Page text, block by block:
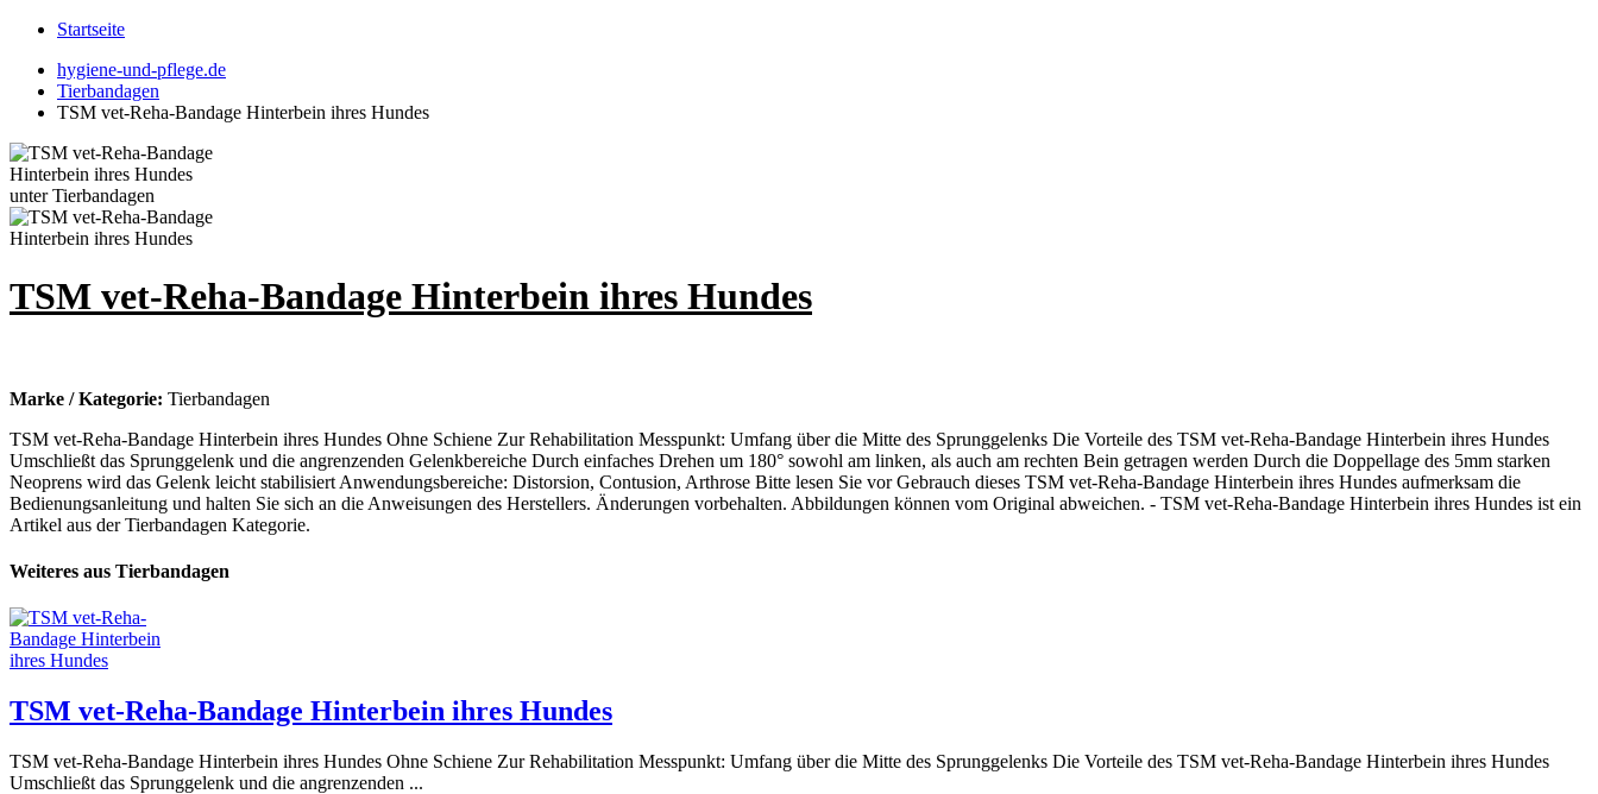
Startseite
hygiene-und-pflege.de
Tierbandagen
TSM vet-Reha-Bandage Hinterbein ihres Hundes
TSM vet-Reha-Bandage Hinterbein ihres Hundes
Marke / Kategorie: Tierbandagen
TSM vet-Reha-Bandage Hinterbein ihres Hundes Ohne Schiene Zur Rehabilitation Messpunkt: Umfang über die Mitte des Sprunggelenks Die Vorteile des TSM vet-Reha-Bandage Hinterbein ihres Hundes
Umschließt das Sprunggelenk und die angrenzenden Gelenkbereiche Durch einfaches Drehen um 180° sowohl am linken, als auch am rechten Bein getragen werden Durch die Doppellage des 5mm starken
Neoprens wird das Gelenk leicht stabilisiert Anwendungsbereiche: Distorsion, Contusion, Arthrose Bitte lesen Sie vor Gebrauch dieses TSM vet-Reha-Bandage Hinterbein ihres Hundes aufmerksam die
Bedienungsanleitung und halten Sie sich an die Anweisungen des Herstellers. Änderungen vorbehalten. Abbildungen können vom Original abweichen. - TSM vet-Reha-Bandage Hinterbein ihres Hundes ist ein
Artikel aus der Tierbandagen Kategorie.
Weiteres aus Tierbandagen
TSM vet-Reha-Bandage Hinterbein ihres Hundes
TSM vet-Reha-Bandage Hinterbein ihres Hundes Ohne Schiene Zur Rehabilitation Messpunkt: Umfang über die Mitte des Sprunggelenks Die Vorteile des TSM vet-Reha-Bandage Hinterbein ihres Hundes
Umschließt das Sprunggelenk und die angrenzenden ...